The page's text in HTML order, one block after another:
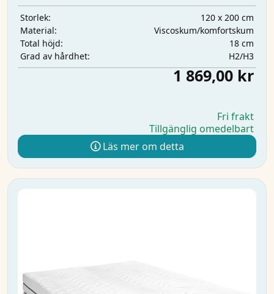
Storlek:
120 x 200 cm
Material:
Viscoskum/komfortskum
Total höjd:
18 cm
Grad av hårdhet:
H2/H3
1 869,00 kr
Fri frakt
Tillgänglig omedelbart
Läs mer om detta